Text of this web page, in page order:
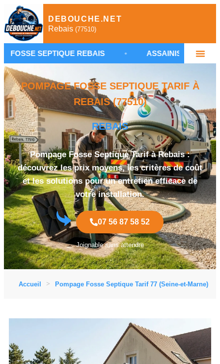
DEBOUCHE.NET
Rebais (77510)
REBAIS • ASSAINISSEMENT NON
POMPAGE FOSSE SEPTIQUE TARIF À
REBAIS (77510)
REBAIS
Pompage Fosse Septique Tarif à Rebais :
découvrez les prix moyens, les critères de coût
et les solutions pour un entretien efficace de
votre installation.
07 56 87 58 52
Joignable sans attendre
Accueil Pompage Fosse Septique Tarif 77 (Seine-et-Marne)